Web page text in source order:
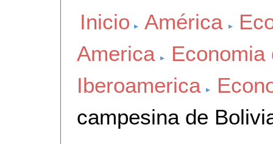
Inicio América
America
Economia
Iberoamerica
campesina de